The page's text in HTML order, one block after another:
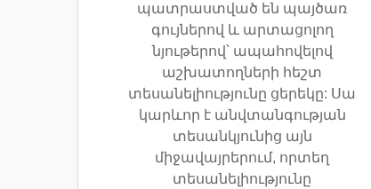
պատրաստված են պայծառ
գույներով և արտացոլող
նյութերով՝ ապահովելով
աշխատողների հեշտ
տեսանելիությունը ցերեկը: Սա
կարևոր է անվտանգության
տեսանկյունից այն
միջավայրերում, որտեղ
տեսանելիությունը